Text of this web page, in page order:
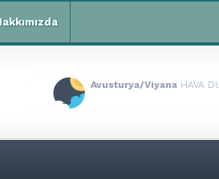
Avusturya/Viyana HAVA